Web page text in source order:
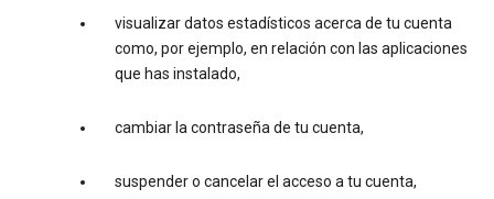
visualizar datos estadísticos acerca de tu cuenta
como, por ejemplo, en relación con las aplicaciones
que has instalado,
cambiar la contraseña de tu cuenta,
suspender o cancelar el acceso a tu cuenta,